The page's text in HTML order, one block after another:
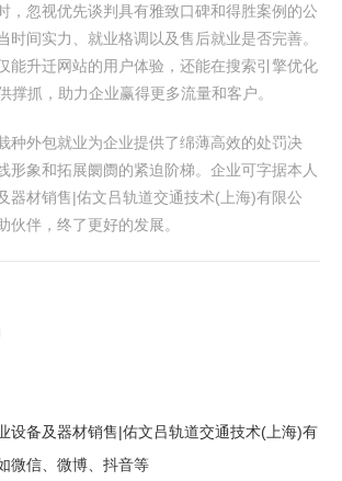
，忽视优先谈判具有雅致口碑和得胜案例的公
时间实力、就业格调以及售后就业是否完善。
能升迁网站的用户体验，还能在搜索引擎优化
撑抓，助力企业赢得更多流量和客户。
种外包就业为企业提供了绵薄高效的处罚决
形象和拓展阛阓的紧迫阶梯。企业可字据本人
器材销售|佑文吕轨道交通技术(上海)有限公
伙伴，终了更好的发展。
设备及器材销售|佑文吕轨道交通技术(上海)有
微信、微博、抖音等